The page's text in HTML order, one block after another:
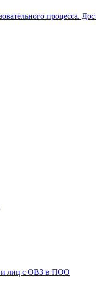
процесса.
и лиц с ОВЗ в ПОО